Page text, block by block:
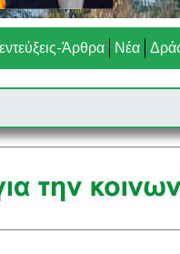
Άρθρα Νέα